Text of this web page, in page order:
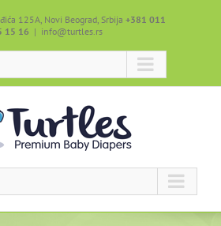
125A, Novi Beograd, Srbija +381 011
15 16 | info@turtles.rs